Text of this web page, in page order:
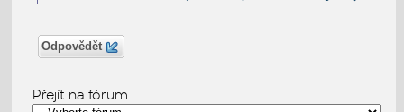
Odpovědět
Přejít na fórum